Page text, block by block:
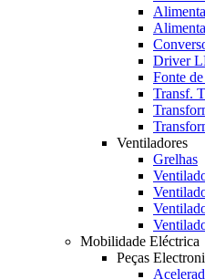
Driver
Fonte
Transf.
Ventiladores
Grelhas
Mobilidade Eléctrica
Peças